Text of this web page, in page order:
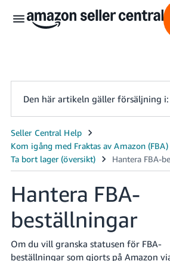
中
文
-
CN
English
- GB
Swedish
Den här artikeln gäller försäljning i:
Hantera FBA-
beställningar
Om du vill granska statusen för FBA-
beställningar som gjorts på Amazon